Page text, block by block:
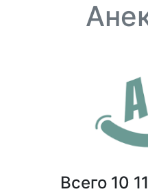
Всего 10